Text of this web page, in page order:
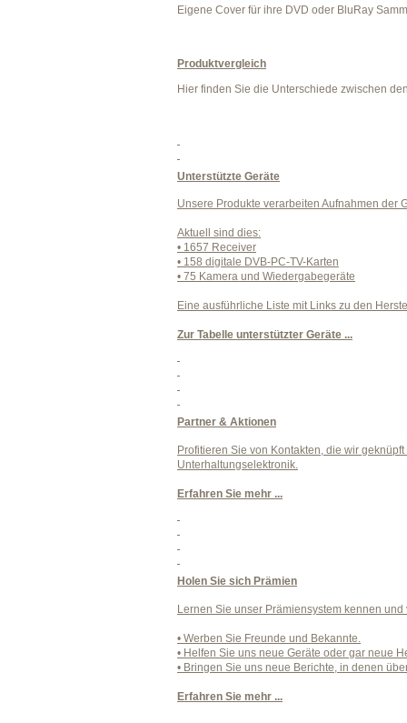
Eigene Cover für ihre DVD oder BluRay
Produktvergleich
Hier finden Sie die Unterschiede zwischen
Unterstützte Geräte
Unsere Produkte verarbeiten Aufnahmen der
Aktuell sind dies:
• 1657 Receiver
• 158 digitale DVB-PC-TV-Karten
• 75 Kamera und Wiedergabegeräte
Eine ausführliche Liste mit Links zu den
Zur Tabelle unterstützter Geräte ...
Partner & Aktionen
Profitieren Sie von Kontakten, die wir
Unterhaltungselektronik.
Erfahren Sie mehr ...
Holen Sie sich Prämien
Lernen Sie unser Prämiensystem kennen
• Werben Sie Freunde und Bekannte.
• Helfen Sie uns neue Geräte oder gar neue
• Bringen Sie uns neue Berichte, in denen
Erfahren Sie mehr ...